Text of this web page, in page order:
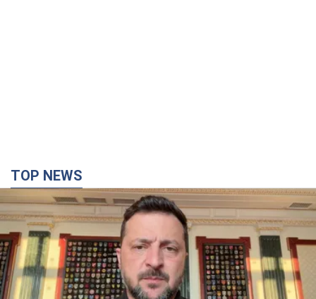
TOP NEWS